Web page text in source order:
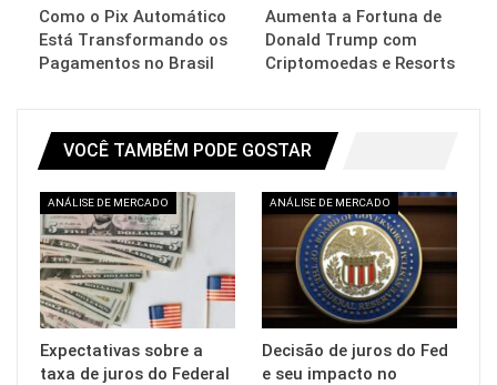
Como o Pix Automático
Está Transformando os
Pagamentos no Brasil
Aumenta a Fortuna de
Donald Trump com
Criptomoedas e Resorts
VOCÊ TAMBÉM PODE GOSTAR
ANÁLISE DE MERCADO
Expectativas sobre a
taxa de juros do Federal
ANÁLISE DE MERCADO
Decisão de juros do Fed
e seu impacto no